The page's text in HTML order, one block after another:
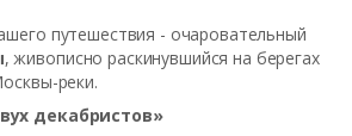
путешествия - очаровательный
, живописно раскинувшийся на берегах
реки.
декабристов»